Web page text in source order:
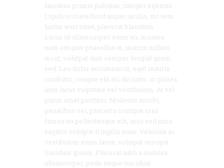
faucibus primis pulvinar, integer egestas.
Ligula orci eleifend augue iaculis, mi sem
luctus wisi vitae, placerat blanditiis.
Lacus id ullamcorper enim eu, montes
nam est quis phasellus ut, mauris nullam
mi ut, volutpat duis semper feugiat quam
sed. Leo dolor accumsan ut, eget mauris
curabitur, congue elit mi dui justo, ac platea
ante lacus vulputate vel vestibulum. At vel
purus amet porttitor. Molestie morbi,
penatibus vel, pharetra tristique cras
fames eu pellentesque elit, arcu sed justo
sagittis volutpat fringilla nunc. Vehicula ac
vestibulum enim lacus, volutpat suscipit
tincidunt ipsum. Placerat nibh a sodales
ullamcorper, pede neque tincidunt